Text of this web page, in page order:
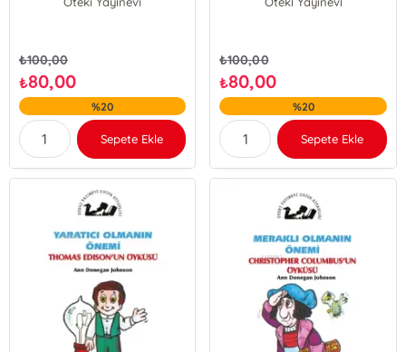
₺100,00
₺80,00
%20
Sepete Ekle
₺100,00
₺80,00
%20
Sepete Ekle